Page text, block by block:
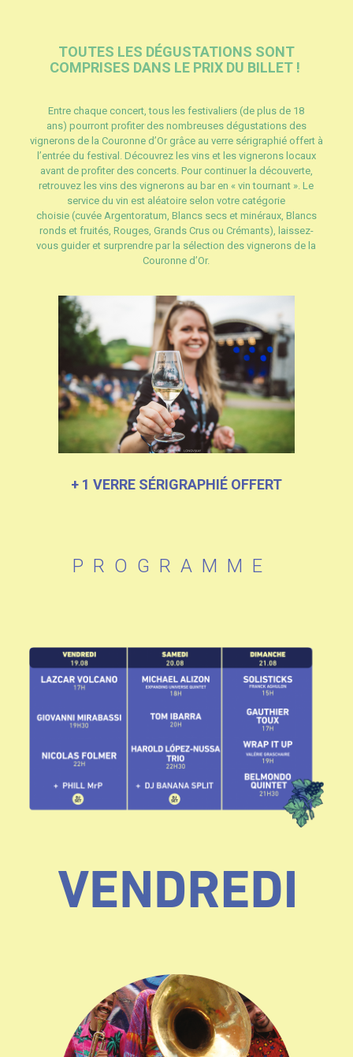
TOUTES LES DÉGUSTATIONS SONT
COMPRISES DANS LE PRIX DU BILLET !
Entre chaque concert, tous les festivaliers (de plus de 18
ans) pourrontprofiter des nombreuses dégustations des
vignerons de la Couronne d’Or grâce au verre sérigraphié offert à
l’entrée du festival.
Découvrez les vins et les vignerons locaux
avant de profiter des concerts. Pour continuer la découverte,
retrouvez les vins des vignerons au bar en « vin tournant ». Le
service du vin est aléatoire selon votre catégorie
choisie (cuvée Argentoratum , Blancs secs et minéraux, Blancs
ronds et fruités, Rouges, Grands Crus ou Crémants) , laissez-
vous guider et surprendre par la sélection des vignerons de la
Couronne d’Or.
+ 1 VERRE SÉRIGRAPHIÉ OFFERT
PROGRAMME